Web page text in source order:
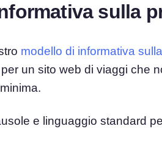
sulla
modello di informativa
un sito web di viaggi che
e linguaggio standard